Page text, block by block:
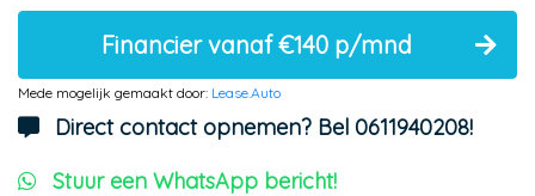
Financier vanaf €140 p/mnd
Mede mogelijk gemaakt door: Lease.Auto
Direct contact opnemen? Bel 0611940208!
Stuur een WhatsApp bericht!